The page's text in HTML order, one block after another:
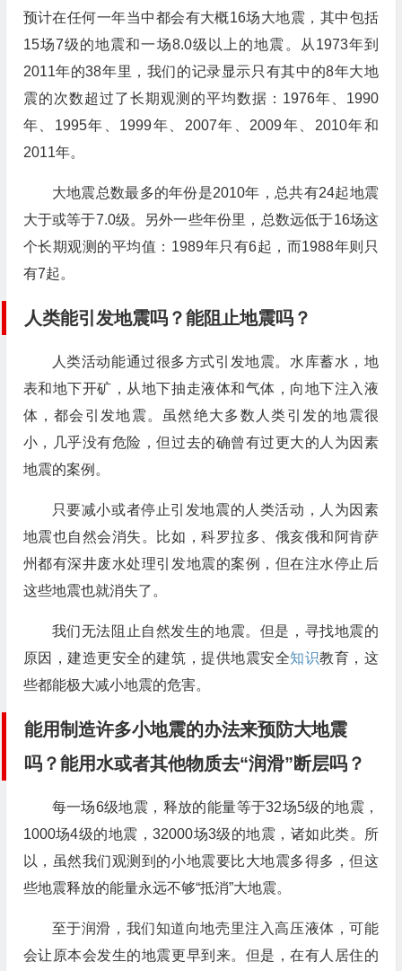
预计在任何一年当中都会有大概16场大地震，其中包括
15场7级的地震和一场8.0级以上的地震。从1973年到
2011年的38年里，我们的记录显示只有其中的8年大地
震的次数超过了长期观测的平均数据：1976年、1990
年、1995年、1999年、2007年、2009年、2010年和
2011年。
大地震总数最多的年份是2010年，总共有24起地震
大于或等于7.0级。另外一些年份里，总数远低于16场这
个长期观测的平均值：1989年只有6起，而1988年则只
有7起。
人类能引发地震吗？能阻止地震吗？
人类活动能通过很多方式引发地震。水库蓄水，地
表和地下开矿，从地下抽走液体和气体，向地下注入液
体，都会引发地震。虽然绝大多数人类引发的地震很
小，几乎没有危险，但过去的确曾有过更大的人为因素
地震的案例。
只要减小或者停止引发地震的人类活动，人为因素
地震也自然会消失。比如，科罗拉多、俄亥俄和阿肯萨
州都有深井废水处理引发地震的案例，但在注水停止后
这些地震也就消失了。
我们无法阻止自然发生的地震。但是，寻找地震的
原因，建造更安全的建筑，提供地震安全知识教育，这
些都能极大减小地震的危害。
能用制造许多小地震的办法来预防大地震
吗？能用水或者其他物质去“润滑”断层吗？
每一场6级地震，释放的能量等于32场5级的地震，
1000场4级的地震，32000场3级的地震，诸如此类。所
以，虽然我们观测到的小地震要比大地震多得多，但这
些地震释放的能量永远不够“抵消”大地震。
至于润滑，我们知道向地壳里注入高压液体，可能
会让原本会发生的地震更早到来。但是，在有人居住的